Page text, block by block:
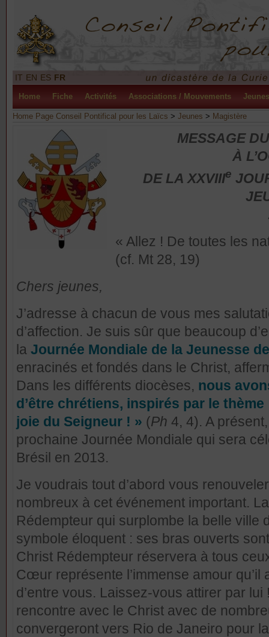
IT EN ES FR
Home Fiche Activités Associations / Mouvements Jeunes
Home Page Conseil Pontifical pour les Laïcs > Jeunes > Magistère
MESSAGE
À
DE LA XXVIIIe
« Allez ! De toutes les
(cf. Mt 28, 19)
Chers jeunes,
J’adresse à chacun de vous mes
d’affection. Je suis sûr que beaucoup
la Journée Mondiale de la Jeunesse
enracinés et fondés dans le Christ,
Dans les différents diocèses, nous
d’être chrétiens, inspirés par le
joie du Seigneur ! » (Ph 4, 4). A
prochaine Journée Mondiale qui sera
Brésil en 2013.
Je voudrais tout d’abord vous
nombreux à cet événement important.
Rédempteur qui surplombe la belle ville
symbole éloquent : ses bras ouverts
Christ Rédempteur réservera à tous
Cœur représente l’immense amour
d’entre vous. Laissez-vous attirer par
rencontre avec le Christ avec de
convergeront vers Rio de Janeiro pour